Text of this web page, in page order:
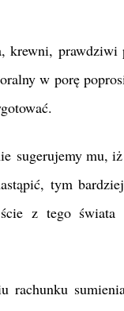
krewni, prawdziwi
w porę
sugerujemy mu,
tym
z tego świata
rachunku